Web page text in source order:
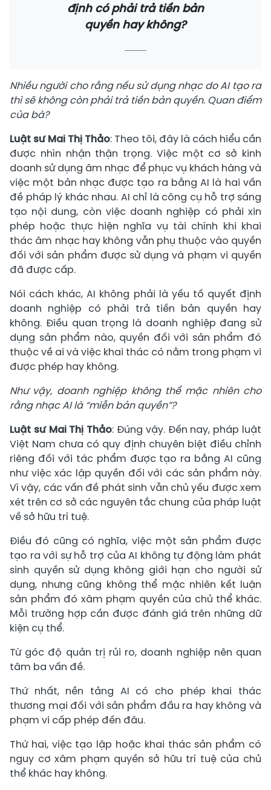
định có phải trả tiền bản
quyền hay không?
Nhiều người cho rằng nếu sử dụng nhạc do AI tạo ra
thì sẽ không còn phải trả tiền bản quyền. Quan điểm
của bà?
Luật sư Mai Thị Thảo: Theo tôi, đây là cách hiểu cần
được nhìn nhận thận trọng. Việc một cơ sở kinh
doanh sử dụng âm nhạc để phục vụ khách hàng và
việc một bản nhạc được tạo ra bằng AI là hai vấn
đề pháp lý khác nhau. AI chỉ là công cụ hỗ trợ sáng
tạo nội dung, còn việc doanh nghiệp có phải xin
phép hoặc thực hiện nghĩa vụ tài chính khi khai
thác âm nhạc hay không vẫn phụ thuộc vào quyền
đối với sản phẩm được sử dụng và phạm vi quyền
đã được cấp.
Nói cách khác, AI không phải là yếu tố quyết định
doanh nghiệp có phải trả tiền bản quyền hay
không. Điều quan trọng là doanh nghiệp đang sử
dụng sản phẩm nào, quyền đối với sản phẩm đó
thuộc về ai và việc khai thác có nằm trong phạm vi
được phép hay không.
Như vậy, doanh nghiệp không thể mặc nhiên cho
rằng nhạc AI là “miễn bản quyền”?
Luật sư Mai Thị Thảo: Đúng vậy. Đến nay, pháp luật
Việt Nam chưa có quy định chuyên biệt điều chỉnh
riêng đối với tác phẩm được tạo ra bằng AI cũng
như việc xác lập quyền đối với các sản phẩm này.
Vì vậy, các vấn đề phát sinh vẫn chủ yếu được xem
xét trên cơ sở các nguyên tắc chung của pháp luật
về sở hữu trí tuệ.
Điều đó cũng có nghĩa, việc một sản phẩm được
tạo ra với sự hỗ trợ của AI không tự động làm phát
sinh quyền sử dụng không giới hạn cho người sử
dụng, nhưng cũng không thể mặc nhiên kết luận
sản phẩm đó xâm phạm quyền của chủ thể khác.
Mỗi trường hợp cần được đánh giá trên những dữ
kiện cụ thể.
Từ góc độ quản trị rủi ro, doanh nghiệp nên quan
tâm ba vấn đề.
Thứ nhất, nền tảng AI có cho phép khai thác
thương mại đối với sản phẩm đầu ra hay không và
phạm vi cấp phép đến đâu.
Thứ hai, việc tạo lập hoặc khai thác sản phẩm có
nguy cơ xâm phạm quyền sở hữu trí tuệ của chủ
thể khác hay không.